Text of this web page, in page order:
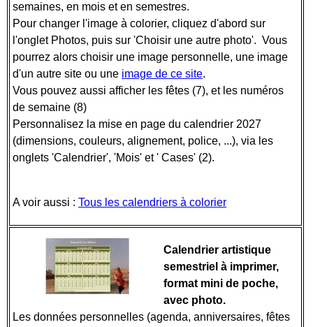
semaines, en mois et en semestres.
Pour changer l'image à colorier, cliquez d'abord sur
l'onglet Photos, puis sur 'Choisir une autre photo'. Vous
pourrez alors choisir une image personnelle, une image
d'un autre site ou une image de ce site.
Vous pouvez aussi afficher les fêtes (7), et les numéros
de semaine (8)
Personnalisez la mise en page du calendrier 2027
(dimensions, couleurs, alignement, police, ...), via les
onglets 'Calendrier', 'Mois' et ' Cases' (2).
A voir aussi : Tous les calendriers à colorier
Calendrier artistique
semestriel à imprimer,
format mini de poche,
avec photo.
Les données personnelles (agenda, anniversaires, fêtes